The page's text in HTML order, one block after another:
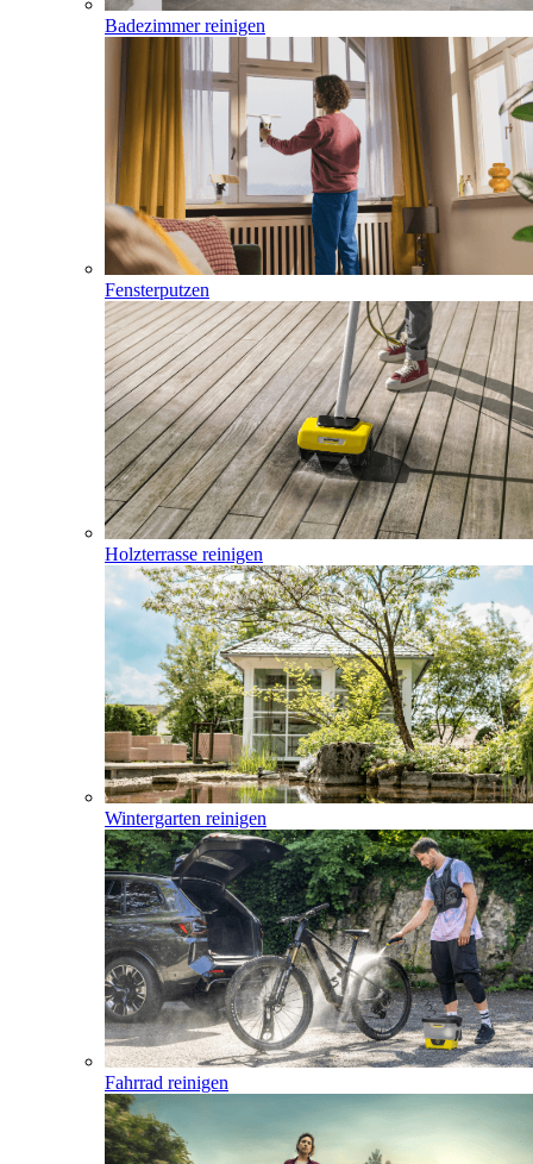
Badezimmer reinigen
Fensterputzen
Holzterrasse reinigen
Wintergarten reinigen
Fahrrad reinigen